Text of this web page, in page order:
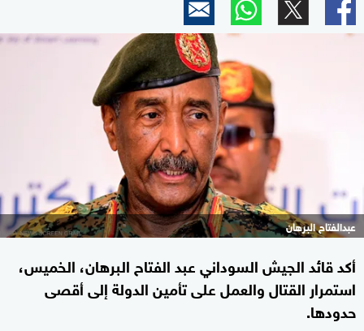
عبدالفتاح البرهان
أكد قائد الجيش السوداني عبد الفتاح البرهان، الخميس،
استمرار القتال والعمل على تأمين الدولة إلى أقصى
حدودها.